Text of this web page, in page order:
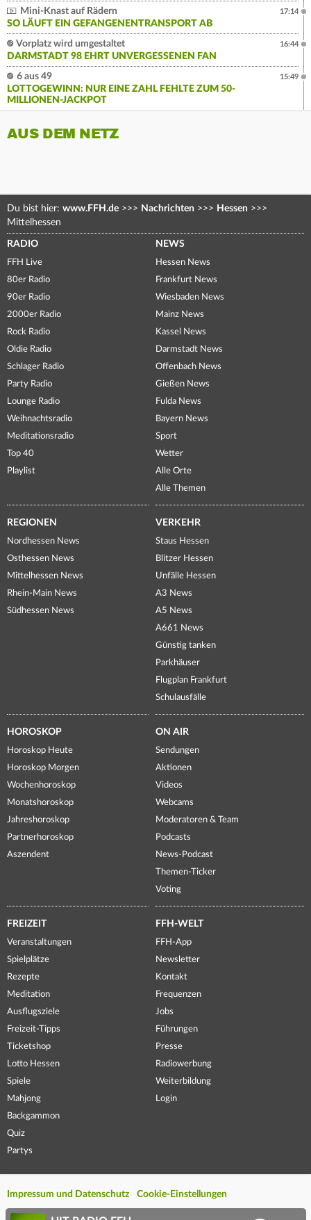
Mini-Knast auf Rädern
SO LÄUFT EIN GEFANGENENTRANSPORT AB
17:14
Vorplatz wird umgestaltet
DARMSTADT 98 EHRT UNVERGESSENEN FAN
16:44
6 aus 49
LOTTOGEWINN: NUR EINE ZAHL FEHLTE ZUM 50-
MILLIONEN-JACKPOT
15:49
AUS DEM NETZ
Du bist hier: www.FFH.de >>> Nachrichten >>> Hessen >>>
Mittelhessen
RADIO
FFH Live
80er Radio
90er Radio
2000er Radio
Rock Radio
Oldie Radio
Schlager Radio
Party Radio
Lounge Radio
Weihnachtsradio
Meditationsradio
Top 40
Playlist
NEWS
Hessen News
Frankfurt News
Wiesbaden News
Mainz News
Kassel News
Darmstadt News
Offenbach News
Gießen News
Fulda News
Bayern News
Sport
Wetter
Alle Orte
Alle Themen
REGIONEN
Nordhessen News
Osthessen News
Mittelhessen News
Rhein-Main News
Südhessen News
VERKEHR
Staus Hessen
Blitzer Hessen
Unfälle Hessen
A3 News
A5 News
A661 News
Günstig tanken
Parkhäuser
Flugplan Frankfurt
Schulausfälle
HOROSKOP
Horoskop Heute
Horoskop Morgen
Wochenhoroskop
Monatshoroskop
Jahreshoroskop
Partnerhoroskop
Aszendent
ON AIR
Sendungen
Aktionen
Videos
Webcams
Moderatoren & Team
Podcasts
News-Podcast
Themen-Ticker
Voting
FREIZEIT
Veranstaltungen
Spielplätze
Rezepte
Meditation
Ausflugsziele
Freizeit-Tipps
Ticketshop
Lotto Hessen
Spiele
Mahjong
Backgammon
Quiz
Partys
FFH-WELT
FFH-App
Newsletter
Kontakt
Frequenzen
Jobs
Führungen
Presse
Radiowerbung
Weiterbildung
Login
Impressum und Datenschutz Cookie-Einstellungen